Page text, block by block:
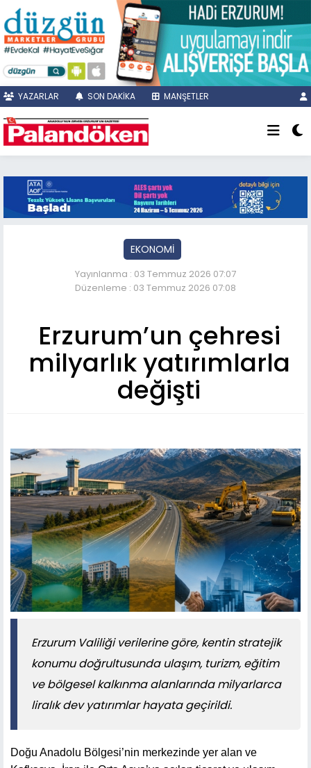
YAZARLAR SON DAKİKA MANŞETLER
EKONOMİ
Yayınlanma : 03 Temmuz 2026 07:07
Düzenleme : 03 Temmuz 2026 07:08
Erzurum’un çehresi
milyarlık yatırımlarla
değişti
​​​​​​​Erzurum Valiliği verilerine göre, kentin stratejik
konumu doğrultusunda ulaşım, turizm, eğitim
ve bölgesel kalkınma alanlarında milyarlarca
liralık dev yatırımlar hayata geçirildi.
Doğu Anadolu Bölgesi’nin merkezinde yer alan ve